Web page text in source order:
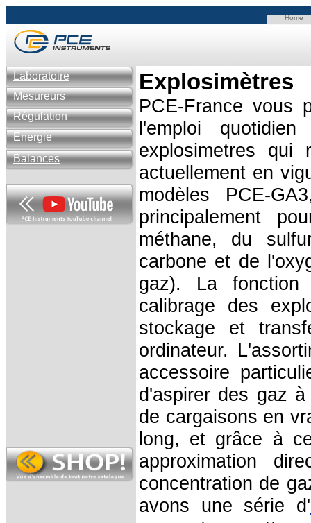
Home
Laboratoire
Mesureurs
Régulation
Énergie
Balances
Explosimètres
PCE-France vous
l'emploi
explosimetres qui
actuellement en
modèles PCE-
principalement
méthane, du
carbone et de
gaz). La fonction
calibrage des
stockage et
ordinateur.
accessoire
d'aspirer des gaz
de cargaisons en
long, et grâce à
approximation
concentration de
avons une série d'